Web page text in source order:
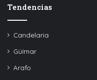
Tendencias
Candelaria
Güímar
Arafo